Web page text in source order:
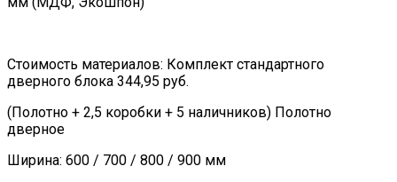
Стоимость материалов: Комплект стандартного
дверного блока 344,95 руб.
(Полотно + 2,5 коробки + 5 наличников) Полотно
дверное
Ширина: 600 / 700 / 800 / 900 мм